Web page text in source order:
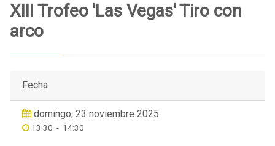
XIII Trofeo 'Las Vegas' Tiro con
arco
Fecha
domingo, 23 noviembre 2025
13:30 - 14:30